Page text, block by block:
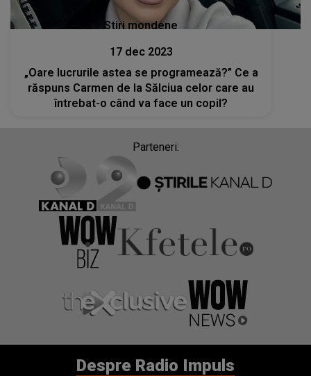
Stiri mondene
17 dec 2023
„Oare lucrurile astea se programează?” Ce a
răspuns Carmen de la Sălciua celor care au
întrebat-o când va face un copil?
Parteneri:
Despre Radio Impuls